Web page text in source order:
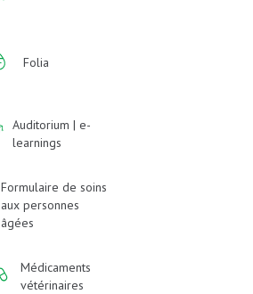
Folia
Auditorium | e-
learnings
Formulaire de soins
aux personnes
âgées
Médicaments
vétérinaires